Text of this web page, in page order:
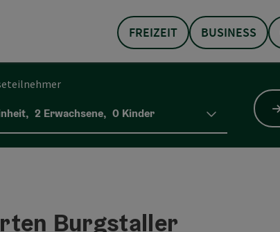
FREIZEIT BUSINESS
/ Reiseteilnehmer
und Personenfelder
, 2 Erwachsene, 0 Kinder
Burgstaller